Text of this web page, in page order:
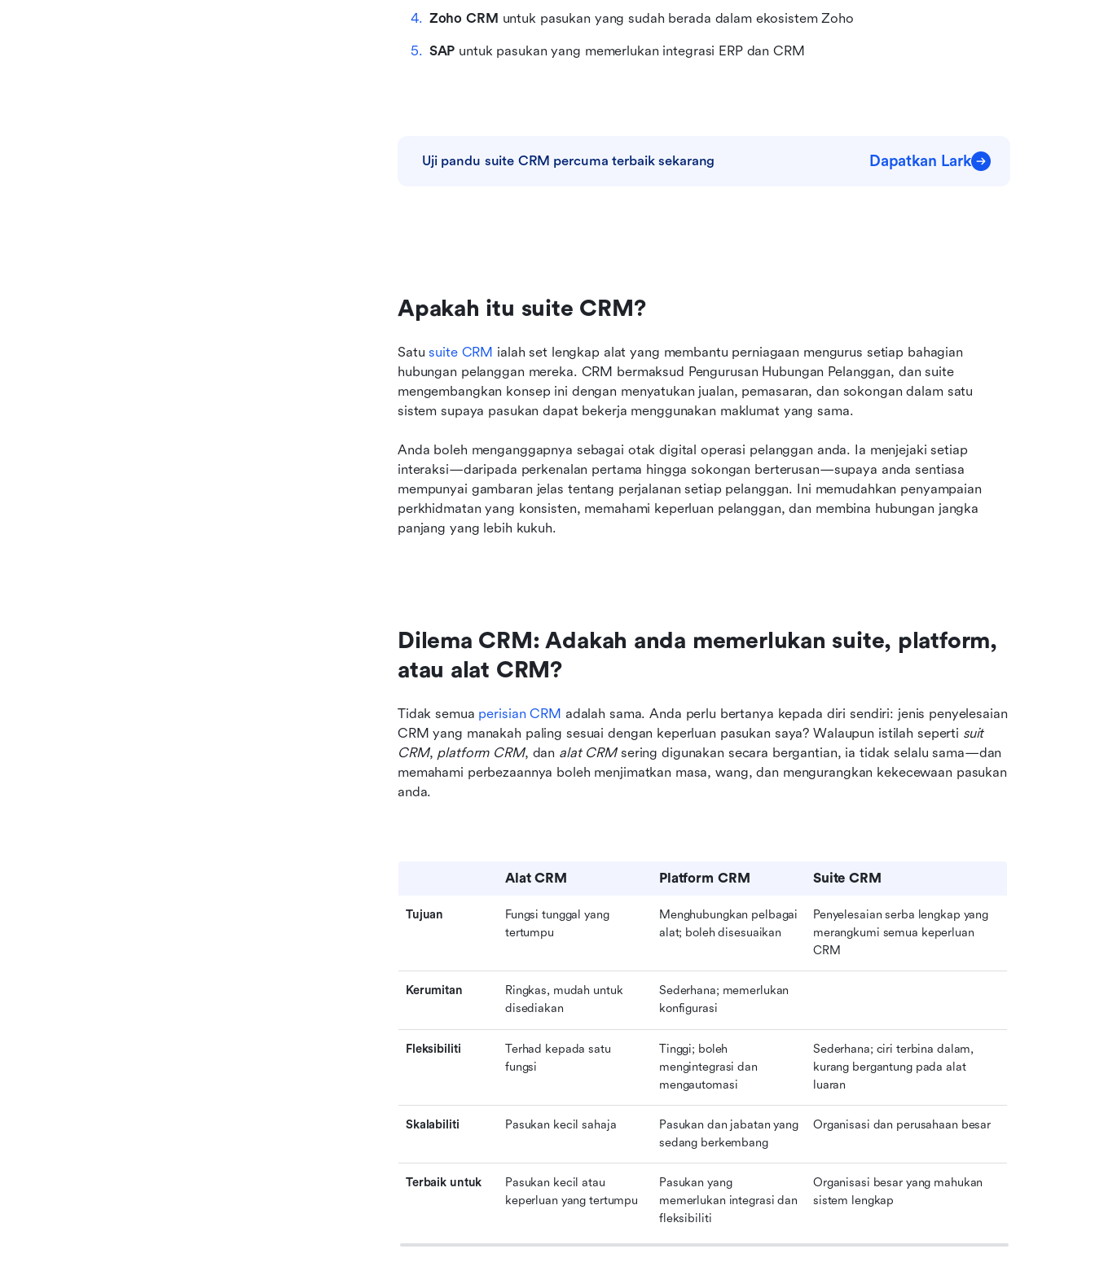
Zoho CRM untuk pasukan yang sudah berada dalam ekosistem Zoho
SAP untuk pasukan yang memerlukan integrasi ERP dan CRM
Uji pandu suite CRM percuma terbaik sekarang Dapatkan Lark
Apakah itu suite CRM?
Satu suite CRM ialah set lengkap alat yang membantu perniagaan mengurus setiap bahagian
hubungan pelanggan mereka. CRM bermaksud Pengurusan Hubungan Pelanggan, dan suite
mengembangkan konsep ini dengan menyatukan jualan, pemasaran, dan sokongan dalam satu
sistem supaya pasukan dapat bekerja menggunakan maklumat yang sama.
Anda boleh menganggapnya sebagai otak digital operasi pelanggan anda. Ia menjejaki setiap
interaksi—daripada perkenalan pertama hingga sokongan berterusan—supaya anda sentiasa
mempunyai gambaran jelas tentang perjalanan setiap pelanggan. Ini memudahkan penyampaian
perkhidmatan yang konsisten, memahami keperluan pelanggan, dan membina hubungan jangka
panjang yang lebih kukuh.
Dilema CRM: Adakah anda memerlukan suite, platform,
atau alat CRM?
Tidak semua perisian CRM adalah sama. Anda perlu bertanya kepada diri sendiri: jenis penyelesaian
CRM yang manakah paling sesuai dengan keperluan pasukan saya? Walaupun istilah seperti suit
CRM, platform CRM, dan alat CRM sering digunakan secara bergantian, ia tidak selalu sama—dan
memahami perbezaannya boleh menjimatkan masa, wang, dan mengurangkan kekecewaan pasukan
anda.
Alat CRM Platform CRM Suite CRM
Tujuan
Fungsi tunggal yang
tertumpu
Menghubungkan pelbagai
alat; boleh disesuaikan
Penyelesaian serba lengkap yang
merangkumi semua keperluan
CRM
Kerumitan
Ringkas, mudah untuk
disediakan
Sederhana; memerlukan
konfigurasi
Fleksibiliti
Terhad kepada satu
fungsi
Tinggi; boleh
mengintegrasi dan
mengautomasi
Sederhana; ciri terbina dalam,
kurang bergantung pada alat
luaran
Skalabiliti Pasukan kecil sahaja
Pasukan dan jabatan yang
sedang berkembang
Organisasi dan perusahaan besar
Terbaik untuk
Pasukan kecil atau
keperluan yang tertumpu
Pasukan yang
memerlukan integrasi dan
fleksibiliti
Organisasi besar yang mahukan
sistem lengkap